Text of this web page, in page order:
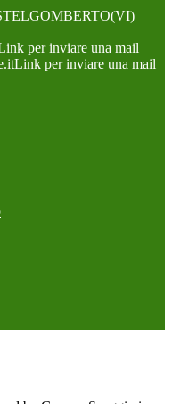
per inviare una mail
Link per inviare una mail